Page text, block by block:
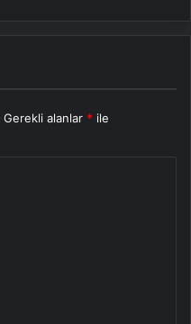
Gerekli alanlar * ile